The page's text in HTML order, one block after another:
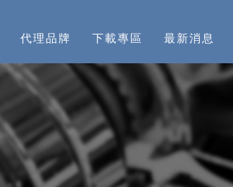
代理品牌 下載專區 最新消息